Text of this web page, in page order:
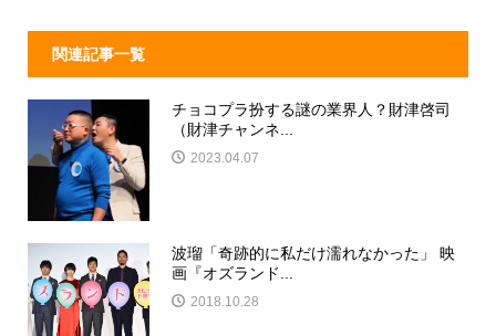
関連記事一覧
チョコプラ扮する謎の業界人？財津啓司
（財津チャンネ...
2023.04.07
波瑠「奇跡的に私だけ濡れなかった」 映
画『オズランド...
2018.10.28